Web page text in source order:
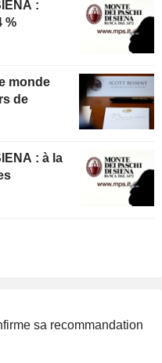
:
%
monde
de
: à la
sa recommandation